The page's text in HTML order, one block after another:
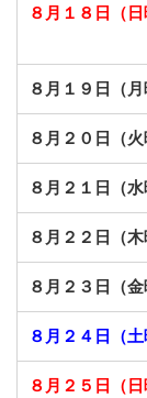
８月１８日（日
８月１９日（月
８月２０日（火
８月２１日（水
８月２２日（木
８月２３日（金
８月２４日（土
８月２５日（日